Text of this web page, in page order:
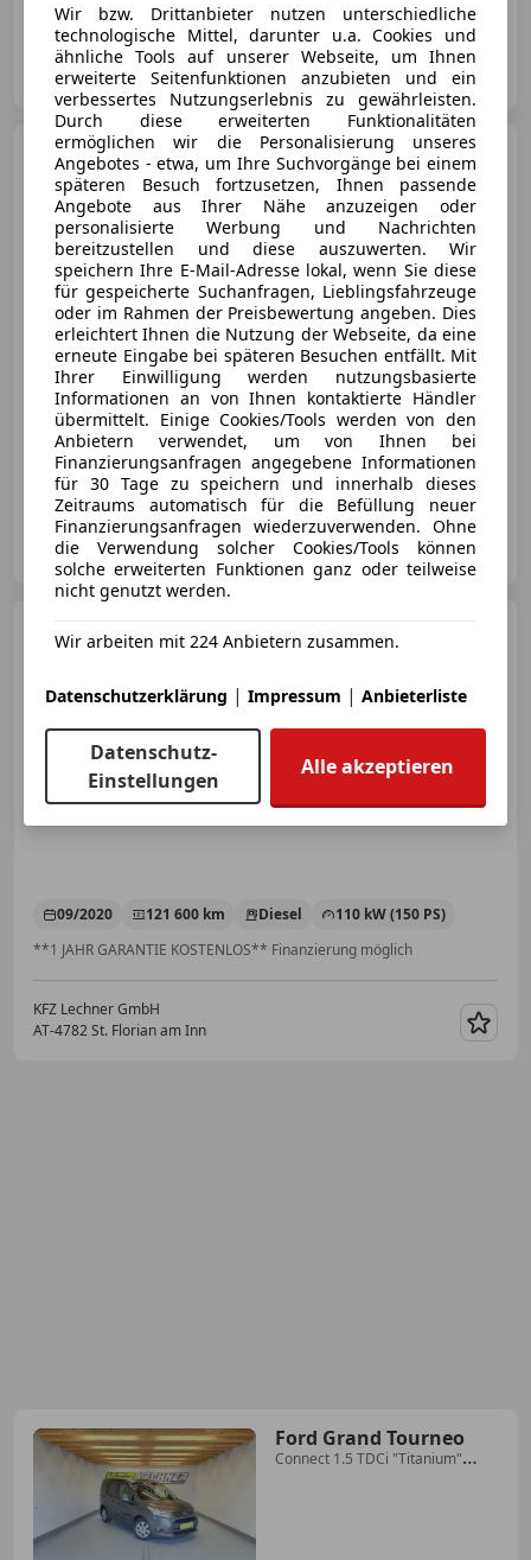
KFZ Lechner GmbH
AT-4782 St. Florian am Inn
Ford Transit CustomL1
''Campingausbau''
€ 22 990
05/2013 87 400 km Diesel
92 kW (125 PS)
RT-Automobile GmbH
AT-4664 Oberweis
''LED*SITZH*NAVI*R-KAM''
€ 18 950 1
09/2020 121 600 km Diesel
110 kW (150 PS)
**1 JAHR GARANTIE KOSTENLOS** Finanzierung möglich
KFZ Lechner GmbH
AT-4782 St. Florian am Inn
Ford Grand Tourneo
Connect 1.5 TDCi "Titanium"
Wir bzw. Drittanbieter nutzen unterschiedliche
technologische Mittel, darunter u.a. Cookies und
ähnliche Tools auf unserer Webseite, um Ihnen
erweiterte Seitenfunktionen anzubieten und ein
verbessertes Nutzungserlebnis zu gewährleisten.
Durch diese erweiterten Funktionalitäten
ermöglichen wir die Personalisierung unseres
Angebotes - etwa, um Ihre Suchvorgänge bei einem
späteren Besuch fortzusetzen, Ihnen passende
Angebote aus Ihrer Nähe anzuzeigen oder
personalisierte Werbung und Nachrichten
bereitzustellen und diese auszuwerten. Wir
speichern Ihre E-Mail-Adresse lokal, wenn Sie diese
für gespeicherte Suchanfragen, Lieblingsfahrzeuge
oder im Rahmen der Preisbewertung angeben. Dies
erleichtert Ihnen die Nutzung der Webseite, da eine
erneute Eingabe bei späteren Besuchen entfällt. Mit
Ihrer Einwilligung werden nutzungsbasierte
Informationen an von Ihnen kontaktierte Händler
übermittelt. Einige Cookies/Tools werden von den
Anbietern verwendet, um von Ihnen bei
Finanzierungsanfragen angegebene Informationen
für 30 Tage zu speichern und innerhalb dieses
Zeitraums automatisch für die Befüllung neuer
Finanzierungsanfragen wiederzuverwenden. Ohne
die Verwendung solcher Cookies/Tools können
solche erweiterten Funktionen ganz oder teilweise
nicht genutzt werden.
Wir arbeiten mit 224 Anbietern zusammen.
Datenschutzerklärung | Impressum | Anbieterliste
Datenschutz-
Einstellungen
Alle akzeptieren